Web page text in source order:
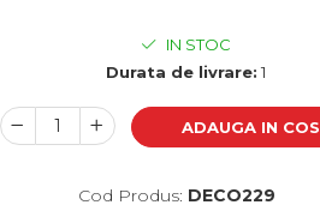
IN STOC
Durata de livrare: 1
ADAUGA IN COS
Cod Produs: DECO229